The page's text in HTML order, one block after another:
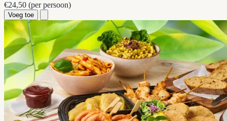
€24,50 (per persoon)
Voeg toe